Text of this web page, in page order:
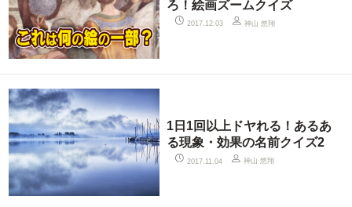
ろ！絵画ズームクイズ
2017.12.03 神山 悠翔
1日1回以上ドヤれる！あるあ
る現象・効果の名前クイズ2
2017.11.04 神山 悠翔